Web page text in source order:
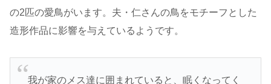
の2匹の愛鳥がいます。夫・仁さんの鳥をモチーフとした
造形作品に影響を与えているようです。
我が家のメス達に囲まれていると、眠くなってく